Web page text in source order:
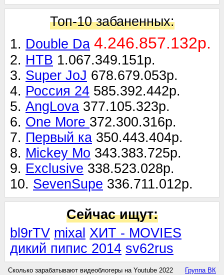
Топ-10 забаненных:
1. Double Da 4.246.857.132р.
2. НТВ 1.067.349.151р.
3. Super JoJ 678.679.053р.
4. Россия 24 585.392.442р.
5. AngLova 377.105.323р.
6. One More 372.300.316р.
7. Первый ка 350.443.404р.
8. Mickey Mo 343.383.725р.
9. Exclusive 338.523.028р.
10. SevenSupe 336.711.012р.
Сейчас ищут:
bl9rTV mixal ХИТ - MOVIES
дикий пипис 2014 sv62rus
Сколько зарабатывают видеоблогеры на Youtube 2022
Группа ВК